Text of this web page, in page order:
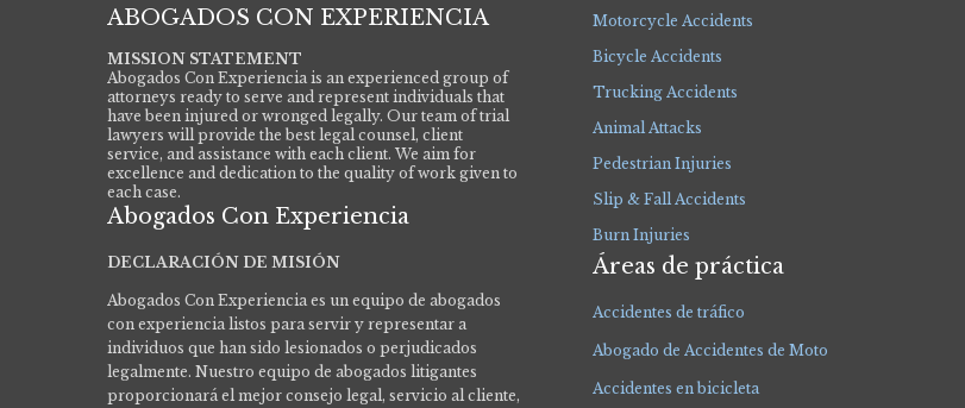
ABOGADOS CON EXPERIENCIA
MISSION STATEMENT
Abogados Con Experiencia is an experienced group of
attorneys ready to serve and represent individuals that
have been injured or wronged legally. Our team of trial
lawyers will provide the best legal counsel, client
service, and assistance with each client. We aim for
excellence and dedication to the quality of work given to
each case.
Abogados Con Experiencia
DECLARACIÓN DE MISIÓN
Abogados Con Experiencia es un equipo de abogados
con experiencia listos para servir y representar a
individuos que han sido lesionados o perjudicados
legalmente. Nuestro equipo de abogados litigantes
proporcionará el mejor consejo legal, servicio al cliente,
Motorcycle Accidents
Bicycle Accidents
Trucking Accidents
Animal Attacks
Pedestrian Injuries
Slip & Fall Accidents
Burn Injuries
Áreas de práctica
Accidentes de tráfico
Abogado de Accidentes de Moto
Accidentes en bicicleta